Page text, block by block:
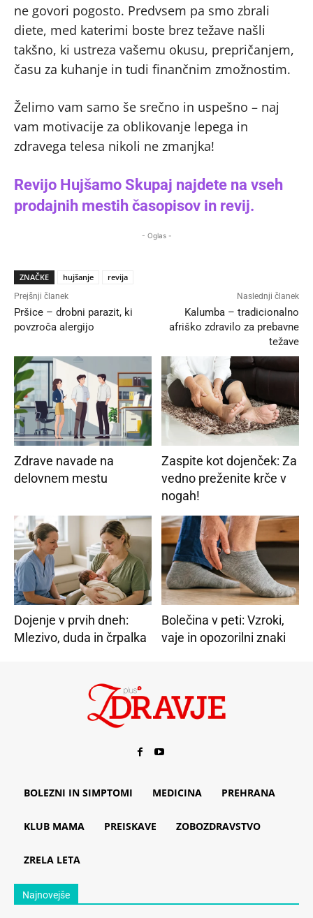
ne govori pogosto. Predvsem pa smo zbrali
diete, med katerimi boste brez težave našli
takšno, ki ustreza vašemu okusu, prepričanjem,
času za kuhanje in tudi finančnim zmožnostim.
Želimo vam samo še srečno in uspešno – naj
vam motivacije za oblikovanje lepega in
zdravega telesa nikoli ne zmanjka!
Revijo Hujšamo Skupaj najdete na vseh
prodajnih mestih časopisov in revij.
- Oglas -
ZNAČKE hujšanje revija
Prejšnji članek
Pršice – drobni parazit, ki
povzroča alergijo
Naslednji članek
Kalumba – tradicionalno
afriško zdravilo za prebavne
težave
Zdrave navade na
delovnem mestu
Zaspite kot dojenček: Za
vedno preženite krče v
nogah!
Dojenje v prvih dneh:
Mlezivo, duda in črpalka
Bolečina v peti: Vzroki,
vaje in opozorilni znaki
BOLEZNI IN SIMPTOMI MEDICINA PREHRANA
KLUB MAMA PREISKAVE ZOBOZDRAVSTVO
ZRELA LETA
Najnovejše